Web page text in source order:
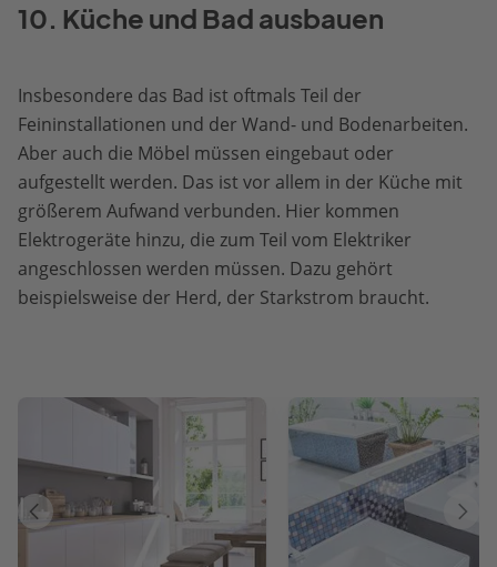
10. Küche und Bad ausbauen
Insbesondere das Bad ist oftmals Teil der
Feininstallationen und der Wand- und Bodenarbeiten.
Aber auch die Möbel müssen eingebaut oder
aufgestellt werden. Das ist vor allem in der Küche mit
größerem Aufwand verbunden. Hier kommen
Elektrogeräte hinzu, die zum Teil vom Elektriker
angeschlossen werden müssen. Dazu gehört
beispielsweise der Herd, der Starkstrom braucht.